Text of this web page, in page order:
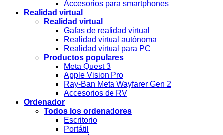
Accesorios para smartphones
Realidad virtual
Realidad virtual
Gafas de realidad virtual
Realidad virtual autónoma
Realidad virtual para PC
Productos populares
Meta Quest 3
Apple Vision Pro
Ray-Ban Meta Wayfarer Gen 2
Accesorios de RV
Ordenador
Todos los ordenadores
Escritorio
Portátil